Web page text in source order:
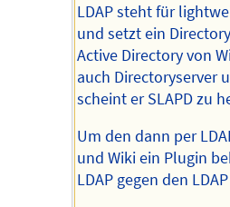
LDAP steht für
und setzt ein
Active Directory von
auch Directoryserver
scheint er SLAPD zu
Um den dann per
und Wiki ein Plugin
LDAP gegen den